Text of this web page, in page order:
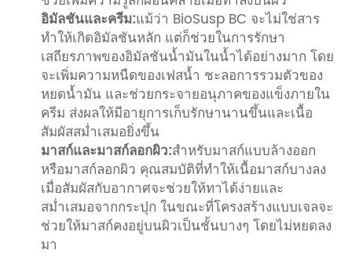
อิมัลชันและครีม:แม้ว่า BioSusp BC จะไม่ใช่สาร
ทำให้เกิดอิมัลชันหลัก แต่ก็ช่วยในการรักษา
เสถียรภาพของอิมัลชันน้ำมันในน้ำได้อย่างมาก โดย
จะเพิ่มความหนืดของเฟสน้ำ ชะลอการรวมตัวของ
หยดน้ำมัน และช่วยกระจายอนุภาคของแข็งภายใน
ครีม ส่งผลให้มีอายุการเก็บรักษานานขึ้นและเนื้อ
สัมผัสสม่ำเสมอยิ่งขึ้น
มาสก์และมาสก์ลอกผิว:สำหรับมาสก์แบบล้างออก
หรือมาสก์ลอกผิว คุณสมบัติที่ทำให้เนื้อมาสก์บางลง
เมื่อสัมผัสกับอากาศจะช่วยให้ทาได้ง่ายและ
สม่ำเสมอจากกระปุก ในขณะที่โครงสร้างแบบเจลจะ
ช่วยให้มาสก์คงอยู่บนผิวเป็นชั้นบางๆ โดยไม่หยดลง
มา